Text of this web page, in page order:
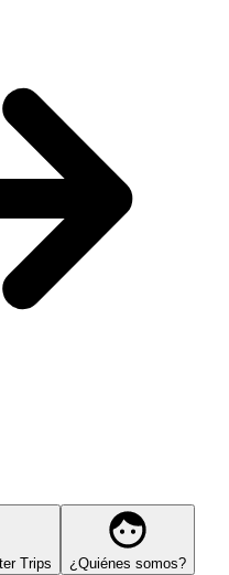
Trips ¿Quiénes somos?